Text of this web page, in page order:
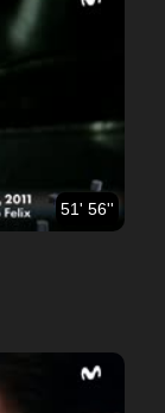
51' 56''